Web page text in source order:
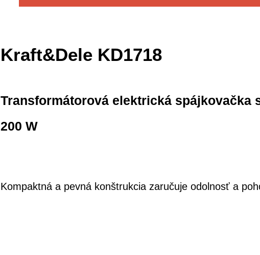
Kraft&Dele KD1718
Transformátorová elektrická spájkovačka
200 W
Kompaktná a pevná konštrukcia zaručuje odolnosť a